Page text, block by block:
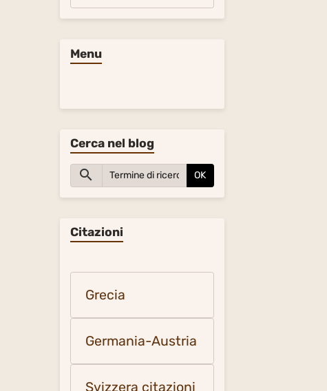
Menu
Cerca nel blog
OK
Citazioni
Grecia
Germania-Austria
Svizzera citazioni